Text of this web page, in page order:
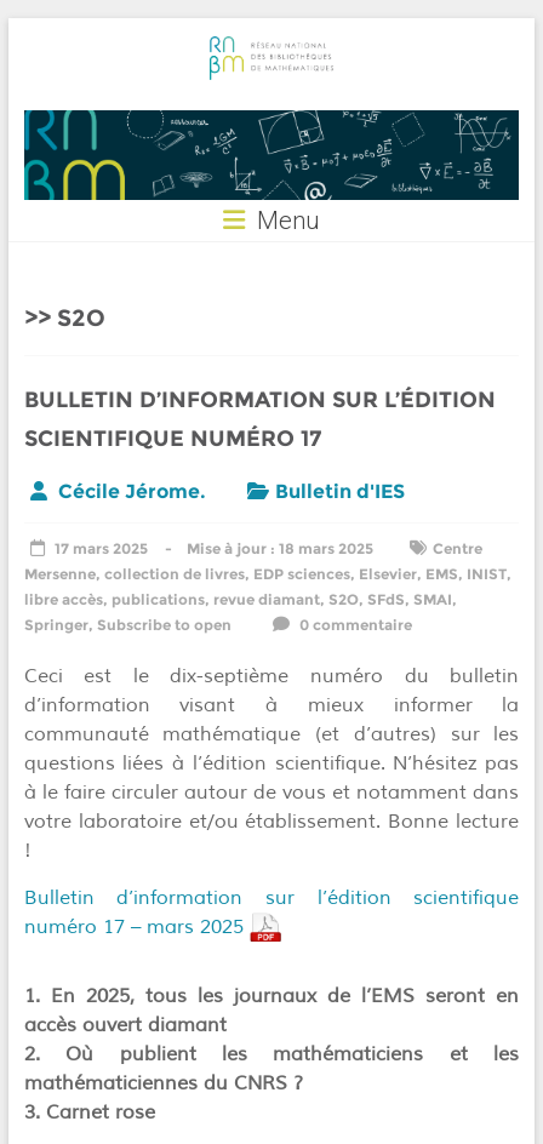
RNBM
Menu
S2O
BULLETIN D’INFORMATION SUR L’ÉDITION
SCIENTIFIQUE NUMÉRO 17
Cécile Jérome. Bulletin d'IES
17 mars 2025 18 mars 2025
Centre
Mersenne, collection de livres, EDP sciences, Elsevier, EMS, INIST,
libre accès, publications, revue diamant, S2O, SFdS, SMAI,
Springer, Subscribe to open 0 commentaire
Ceci est le dix-septième numéro du bulletin
d’information visant à mieux informer la
communauté mathématique (et d’autres) sur les
questions liées à l’édition scientifique. N’hésitez pas
à le faire circuler autour de vous et notamment dans
votre laboratoire et/ou établissement. Bonne lecture
!
Bulletin d’information sur l’édition scientifique
numéro 17 – mars 2025
1. En 2025, tous les journaux de l’EMS seront en
accès ouvert diamant
2. Où publient les mathématiciens et les
mathématiciennes du CNRS ?
3. Carnet rose